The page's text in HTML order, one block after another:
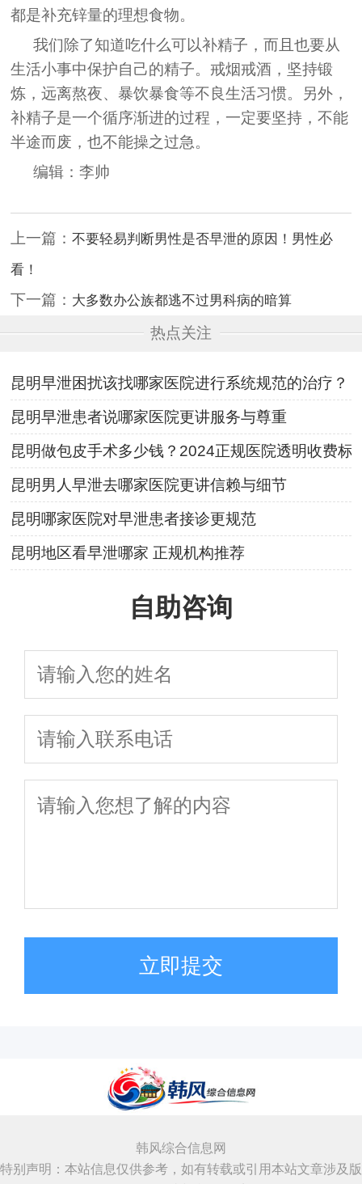
都是补充锌量的理想食物。
我们除了知道吃什么可以补精子，而且也要从
生活小事中保护自己的精子。戒烟戒酒，坚持锻
炼，远离熬夜、暴饮暴食等不良生活习惯。另外，
补精子是一个循序渐进的过程，一定要坚持，不能
半途而废，也不能操之过急。
编辑：李帅
上一篇：不要轻易判断男性是否早泄的原因！男性必
看！
下一篇： 大多数办公族都逃不过男科病的暗算
热点关注
昆明早泄困扰该找哪家医院进行系统规范的治疗？
昆明早泄患者说哪家医院更讲服务与尊重
昆明做包皮手术多少钱？2024正规医院透明收费标
昆明男人早泄去哪家医院更讲信赖与细节
昆明哪家医院对早泄患者接诊更规范
昆明地区看早泄哪家 正规机构推荐
自助咨询
立即提交
韩风综合信息网
特别声明：本站信息仅供参考，如有转载或引用本站文章涉及版